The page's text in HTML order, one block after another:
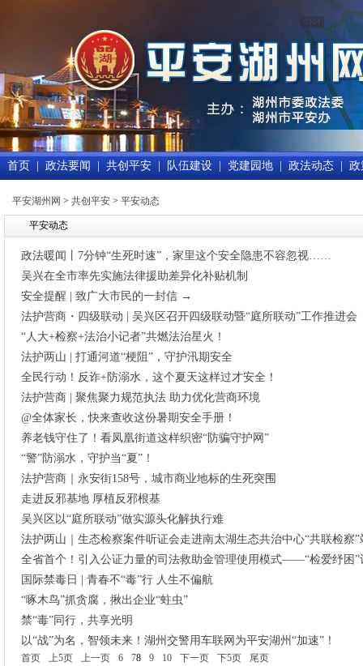
首页 政法要闻 共创平安 队伍建设 党建园地 政法动态 政
平安湖州网 > 共创平安 > 平安动态
平安动态
政法暖闻丨7分钟“生死时速”，家里这个安全隐患不容忽视……
吴兴在全市率先实施法律援助差异化补贴机制
安全提醒 | 致广大市民的一封信 →
法护营商・四级联动 | 吴兴区召开四级联动暨“庭所联动”工作推进会
“人大+检察+法治小记者”共燃法治星火！
法护两山 | 打通河道“梗阻”，守护汛期安全
全民行动！反诈+防溺水，这个夏天这样过才安全！
法护营商 | 聚焦聚力规范执法 助力优化营商环境
@全体家长，快来查收这份暑期安全手册！
养老钱守住了！看凤凰街道这样织密“防骗守护网”
“警”防溺水，守护当“夏”！
法护营商｜永安街158号，城市商业地标的生死突围
走进反邪基地 厚植反邪根基
吴兴区以“庭所联动”做实源头化解执行难
法护两山｜生态检察案件听证会走进南太湖生态共治中心“共联检察”
全省首个！引入公证力量的司法救助金管理使用模式——“检爱纾困”
国际禁毒日 | 青春不“毒”行 人生不偏航
“啄木鸟”抓贪腐，揪出企业“蛀虫”
禁“毒”同行，共享光明
以“战”为名，智领未来！湖州交警用车联网为平安湖州“加速”！
首页 上5页 上一页 6 78 9 10 下一页 下5页 尾页